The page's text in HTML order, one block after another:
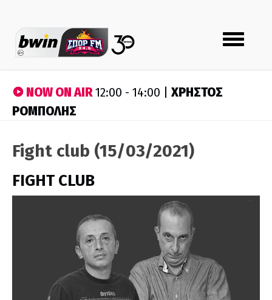
Toggle
navigation
NOW ON AIR12:00 - 14:00 | ΧΡΗΣΤΟΣ
ΡΟΜΠΟΛΗΣ
Fight club (15/03/2021)
FIGHT CLUB